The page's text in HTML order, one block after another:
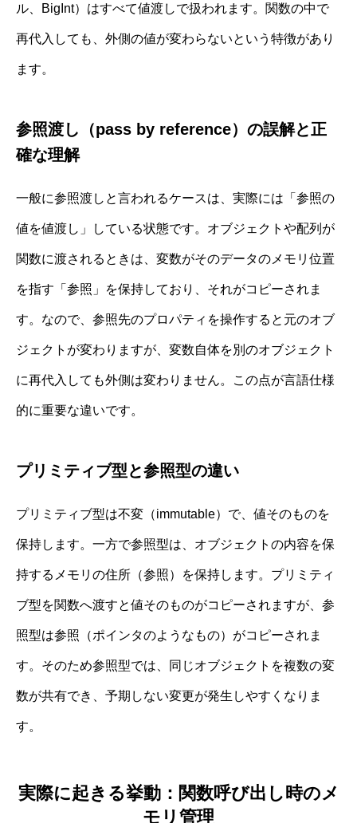
ル、BigInt）はすべて値渡しで扱われます。関数の中で
再代入しても、外側の値が変わらないという特徴があり
ます。
参照渡し（pass by reference）の誤解と正
確な理解
一般に参照渡しと言われるケースは、実際には「参照の
値を値渡し」している状態です。オブジェクトや配列が
関数に渡されるときは、変数がそのデータのメモリ位置
を指す「参照」を保持しており、それがコピーされま
す。なので、参照先のプロパティを操作すると元のオブ
ジェクトが変わりますが、変数自体を別のオブジェクト
に再代入しても外側は変わりません。この点が言語仕様
的に重要な違いです。
プリミティブ型と参照型の違い
プリミティブ型は不変（immutable）で、値そのものを
保持します。一方で参照型は、オブジェクトの内容を保
持するメモリの住所（参照）を保持します。プリミティ
ブ型を関数へ渡すと値そのものがコピーされますが、参
照型は参照（ポインタのようなもの）がコピーされま
す。そのため参照型では、同じオブジェクトを複数の変
数が共有でき、予期しない変更が発生しやすくなりま
す。
実際に起きる挙動：関数呼び出し時のメ
モリ管理